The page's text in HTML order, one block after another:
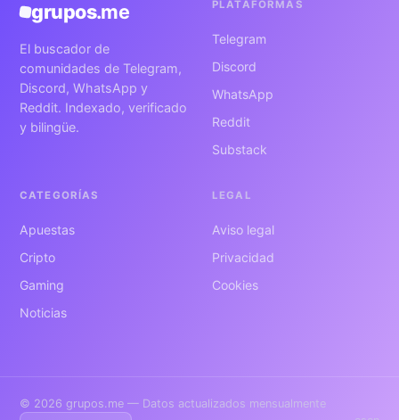
grupos.me
El buscador de
comunidades de Telegram,
Discord, WhatsApp y
Reddit. Indexado, verificado
y bilingüe.
PLATAFORMAS
Telegram
Discord
WhatsApp
Reddit
Substack
CATEGORÍAS
Apuestas
Cripto
Gaming
Noticias
LEGAL
Aviso legal
Privacidad
Cookies
© 2026 grupos.me — Datos actualizados mensualmente